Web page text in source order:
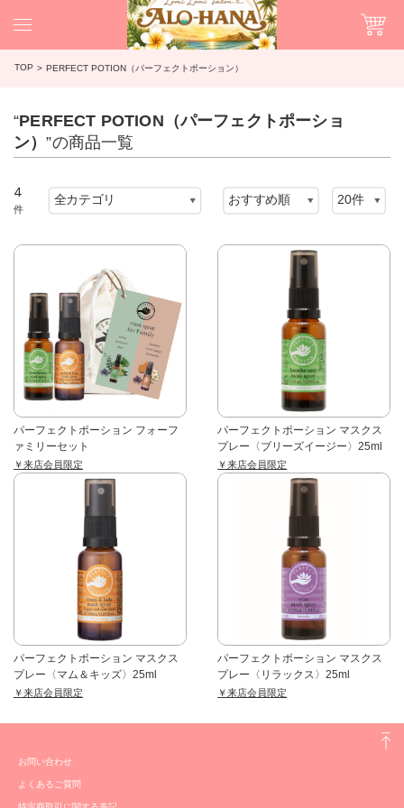
TOP PERFECT POTION（パーフェクトポーション）
“PERFECT POTION（パーフェクトポーショ
ン）”の商品一覧
4
件
パーフェクトポーション フォーフ
ァミリーセット
￥来店会員限定
パーフェクトポーション マスクス
プレー〈ブリーズイージー〉25ml
￥来店会員限定
パーフェクトポーション マスクス
プレー〈マム＆キッズ〉25ml
￥来店会員限定
パーフェクトポーション マスクス
プレー〈リラックス〉25ml
￥来店会員限定
お問い合わせ
よくあるご質問